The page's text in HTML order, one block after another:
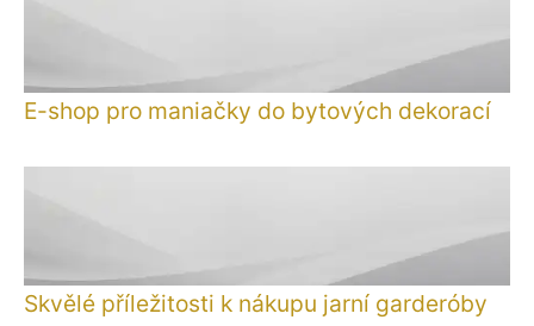
E-shop pro maniačky do bytových dekorací
Skvělé příležitosti k nákupu jarní garderóby